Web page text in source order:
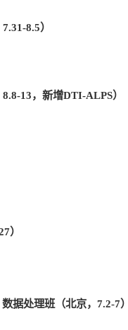
8.5）
13，新增DTI-ALPS）
）
据处理班（北京，7.2-7